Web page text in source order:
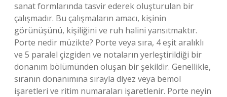
sanat formlarında tasvir ederek oluşturulan bir
çalışmadır. Bu çalışmaların amacı, kişinin
görünüşünü, kişiliğini ve ruh halini yansıtmaktır.
Porte nedir müzikte? Porte veya sıra, 4 eşit aralıklı
ve 5 paralel çizgiden ve notaların yerleştirildiği bir
donanım bölümünden oluşan bir şekildir. Genellikle,
sıranın donanımına sırayla diyez veya bemol
işaretleri ve ritim numaraları işaretlenir. Porte neyin